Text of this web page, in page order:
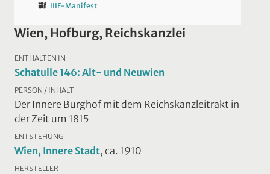
IIIF-Manifest
Wien, Hofburg, Reichskanzlei
ENTHALTEN IN
Schatulle 146: Alt- und Neuwien
PERSON / INHALT
Der Innere Burghof mit dem Reichskanzleitrakt in
der Zeit um 1815
ENTSTEHUNG
Wien, Innere Stadt, ca. 1910
HERSTELLER